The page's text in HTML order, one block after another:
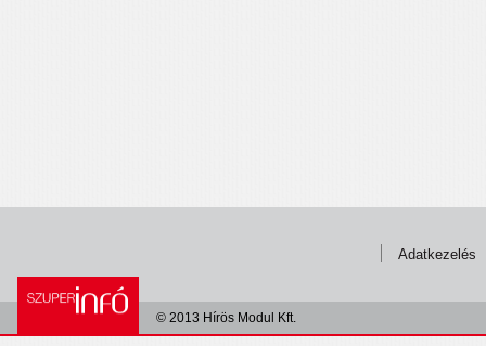
Adatkezelés
© 2013 Hírös Modul Kft.